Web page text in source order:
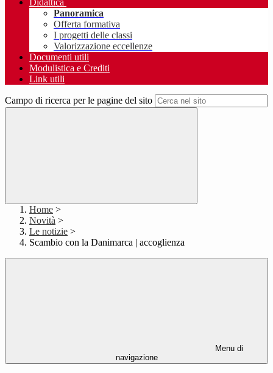
Didattica
Panoramica
Offerta formativa
I progetti delle classi
Valorizzazione eccellenze
Documenti utili
Modulistica e Crediti
Link utili
Campo di ricerca per le pagine del sito
Home >
Novità >
Le notizie >
Scambio con la Danimarca | accoglienza
Menu di
navigazione